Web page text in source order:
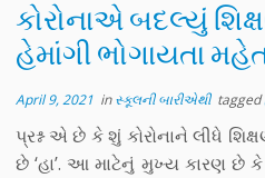
કોરોનાએ બદલ્યું
હેમાંગી ભોગાયતા
April 9, 2021 inસ્કૂલની બારીએથી tagged
પ્રશ્ન એ છે કે શું કોરોનાને લીધે
છે ‘હા’. આ માટેનું મુખ્ય કારણ